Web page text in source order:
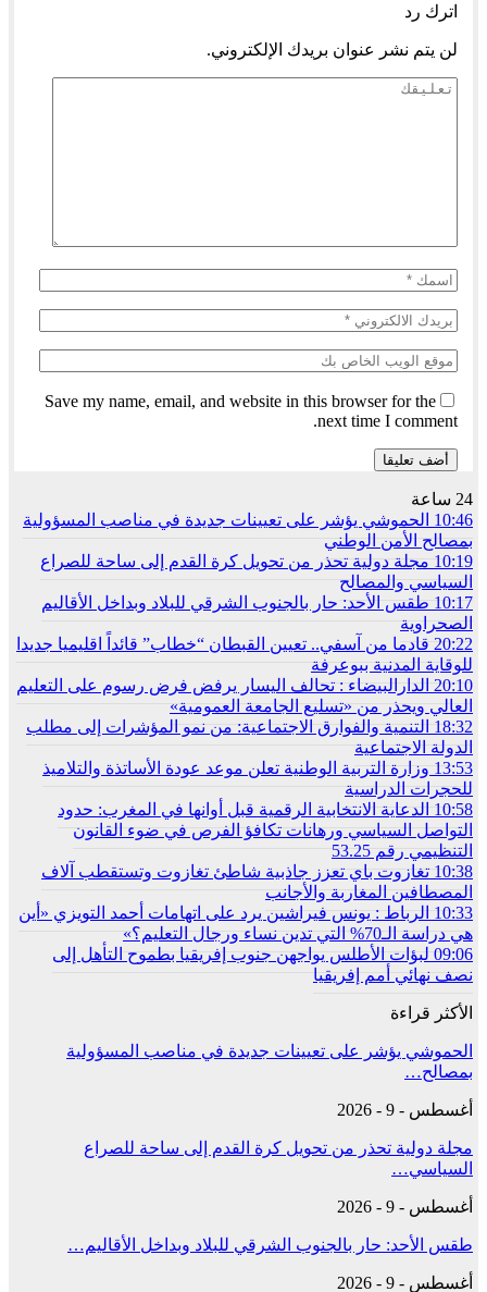
اترك رد
لن يتم نشر عنوان بريدك الإلكتروني.
Save my name, email, and website in this browser for the
next time I comment.
24 ساعة
10:46 الحموشي يؤشر على تعيينات جديدة في مناصب المسؤولية
بمصالح الأمن الوطني
10:19 مجلة دولية تحذر من تحويل كرة القدم إلى ساحة للصراع
السياسي والمصالح
10:17 طقس الأحد: حار بالجنوب الشرقي للبلاد وبداخل الأقاليم
الصحراوية
20:22 قادما من آسفي.. تعيين القبطان “خطاب” قائداً اقليميا جديدا
للوقاية المدنية ببوعرفة
20:10 الدارالبيضاء : تحالف اليسار يرفض فرض رسوم على التعليم
العالي ويحذر من «تسليع الجامعة العمومية»
18:32 التنمية والفوارق الاجتماعية: من نمو المؤشرات إلى مطلب
الدولة الاجتماعية
13:53 وزارة التربية الوطنية تعلن موعد عودة الأساتذة والتلاميذ
للحجرات الدراسية
10:58 الدعاية الانتخابية الرقمية قبل أوانها في المغرب: حدود
التواصل السياسي ورهانات تكافؤ الفرص في ضوء القانون
التنظيمي رقم 53.25
10:38 تغازوت باي تعزز جاذبية شاطئ تغازوت وتستقطب آلاف
المصطافين المغاربة والأجانب
10:33 الرباط : يونس فيراشين يرد على اتهامات أحمد التويزي «أين
هي دراسة الـ70% التي تدين نساء ورجال التعليم؟»
09:06 لبؤات الأطلس يواجهن جنوب إفريقيا بطموح التأهل إلى
نصف نهائي أمم إفريقيا
الأكثر قراءة
الحموشي يؤشر على تعيينات جديدة في مناصب المسؤولية
بمصالح…
أغسطس - 9 - 2026
مجلة دولية تحذر من تحويل كرة القدم إلى ساحة للصراع
السياسي…
أغسطس - 9 - 2026
طقس الأحد: حار بالجنوب الشرقي للبلاد وبداخل الأقاليم…
أغسطس - 9 - 2026